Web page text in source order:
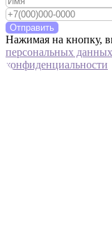
Отправить
Нажимая на кнопку,
персональных данных
конфиденциальности